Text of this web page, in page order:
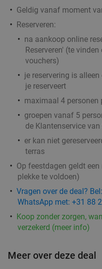
Geldig vanaf moment
Reserveren:
na aankoop online
Reserveren' (te
vouchers)
je reservering is
je reserveert
maximaal 4 personen
groepen vanaf 5
de Klantenservice
er kan niet
terras
Op feestdagen geldt
plekke te voldoen)
Vragen over de deal?
WhatsApp met: +31 88
Koop zonder zorgen,
verzekerd (meer info)
Meer over deze deal